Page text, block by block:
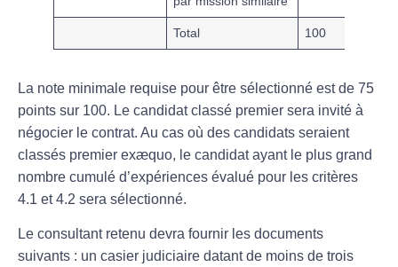
Total 100
La note minimale requise pour être sélectionné est de 75
points sur 100. Le candidat classé premier sera invité à
négocier le contrat. Au cas où des candidats seraient
classés premier exæquo, le candidat ayant le plus grand
nombre cumulé d’expériences évalué pour les critères
4.1 et 4.2 sera sélectionné.
Le consultant retenu devra fournir les documents
suivants : un casier judiciaire datant de moins de trois